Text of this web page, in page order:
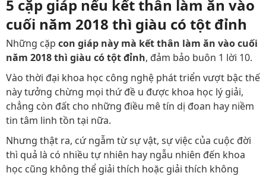
5 cặp giáp nếu kết thân làm ăn vào
cuối năm 2018 thì giàu có tột đỉnh
Những cặp con giáp này mà kết thân làm ăn vào cuối
năm 2018 thì giàu có tột đỉnh, đảm bảo buôn 1 lời 10.
Vào thời đại khoa học công nghệ phát triển vượt bậc thế
này tưởng chừng mọi thứ đề u được khoa học lý giải,
chẳng còn đất cho những điều mê tín dị đoan hay niềm
tin tâm linh tồn tại nữa.
Nhưng thật ra, cứ ngẫm từ sự vật, sự việc của cuộc đời
thì quả là có nhiều tự nhiên hay ngẫu nhiên đến khoa
học cũng không thể giải thích hoặc giải thích không